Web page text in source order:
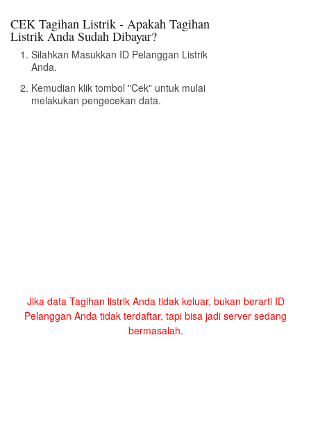
CEK Tagihan Listrik - Apakah Tagihan
Listrik Anda Sudah Dibayar?
Silahkan Masukkan ID Pelanggan Listrik
Anda.
Kemudian klik tombol "Cek" untuk mulai
melakukan pengecekan data.
Jika data Tagihan listrik Anda tidak keluar, bukan berarti ID
Pelanggan Anda tidak terdaftar, tapi bisa jadi server sedang
bermasalah.